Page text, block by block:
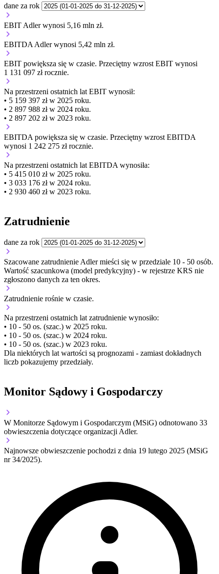
dane za rok
EBIT Adler wynosi 5,16 mln zł.
EBITDA Adler wynosi 5,42 mln zł.
EBIT powiększa się w czasie. Przeciętny wzrost EBIT wynosi
1 131 097 zł rocznie.
Na przestrzeni ostatnich lat EBIT wynosił:
• 5 159 397 zł w 2025 roku.
• 2 897 988 zł w 2024 roku.
• 2 897 202 zł w 2023 roku.
EBITDA powiększa się w czasie. Przeciętny wzrost EBITDA
wynosi 1 242 275 zł rocznie.
Na przestrzeni ostatnich lat EBITDA wynosiła:
• 5 415 010 zł w 2025 roku.
• 3 033 176 zł w 2024 roku.
• 2 930 460 zł w 2023 roku.
Zatrudnienie
dane za rok
Szacowane zatrudnienie Adler mieści się w przedziale 10 - 50 osób.
Wartość szacunkowa (model predykcyjny) - w rejestrze KRS nie
zgłoszono danych za ten okres.
Zatrudnienie rośnie w czasie.
Na przestrzeni ostatnich lat zatrudnienie wynosiło:
• 10 - 50 os. (szac.) w 2025 roku.
• 10 - 50 os. (szac.) w 2024 roku.
• 10 - 50 os. (szac.) w 2023 roku.
Dla niektórych lat wartości są prognozami - zamiast dokładnych
liczb pokazujemy przedziały.
Monitor Sądowy i Gospodarczy
W Monitorze Sądowym i Gospodarczym (MSiG) odnotowano 33
obwieszczenia dotyczące organizacji Adler.
Najnowsze obwieszczenie pochodzi z dnia 19 lutego 2025 (MSiG
nr 34/2025).